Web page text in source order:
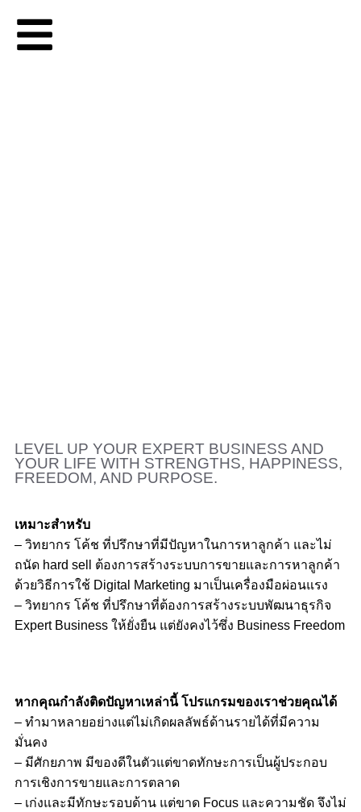
LEVEL UP YOUR EXPERT BUSINESS AND
YOUR LIFE WITH STRENGTHS, HAPPINESS,
FREEDOM, AND PURPOSE.
เหมาะสำหรับ
– วิทยากร โค้ช ที่ปรึกษาที่มีปัญหาในการหาลูกค้า และไม่
ถนัด hard sell ต้องการสร้างระบบการขายและการหาลูกค้า
ด้วยวิธีการใช้ Digital Marketing มาเป็นเครื่องมือผ่อนแรง
– วิทยากร โค้ช ที่ปรึกษาที่ต้องการสร้างระบบพัฒนาธุรกิจ
Expert Business ให้ยั่งยืน แต่ยังคงไว้ซึ่ง Business Freedom
หากคุณกำลังติดปัญหาเหล่านี้ โปรแกรมของเราช่วยคุณได้
– ทำมาหลายอย่างแต่ไม่เกิดผลลัพธ์ด้านรายได้ที่มีความ
มั่นคง
– มีศักยภาพ มีของดีในตัวแต่ขาดทักษะการเป็นผู้ประกอบ
การเชิงการขายและการตลาด
– เก่งและมีทักษะรอบด้าน แต่ขาด Focus และความชัด จึงไม่